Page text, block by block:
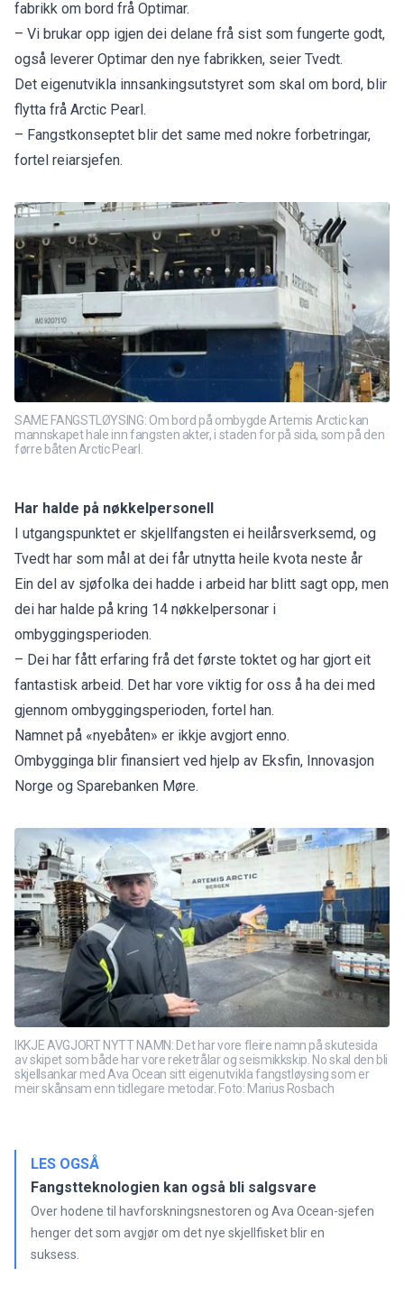
fabrikk om bord frå Optimar.
– Vi brukar opp igjen dei delane frå sist som fungerte godt,
også leverer Optimar den nye fabrikken, seier Tvedt.
Det eigenutvikla innsankingsutstyret som skal om bord, blir
flytta frå Arctic Pearl.
– Fangstkonseptet blir det same med nokre forbetringar,
fortel reiarsjefen.
SAME FANGSTLØYSING: Om bord på ombygde Artemis Arctic kan
mannskapet hale inn fangsten akter, i staden for på sida, som på den
førre båten Arctic Pearl.
Har halde på nøkkelpersonell
I utgangspunktet er skjellfangsten ei heilårsverksemd, og
Tvedt har som mål at dei får utnytta heile kvota neste år
Ein del av sjøfolka dei hadde i arbeid har blitt sagt opp, men
dei har halde på kring 14 nøkkelpersonar i
ombyggingsperioden.
– Dei har fått erfaring frå det første toktet og har gjort eit
fantastisk arbeid. Det har vore viktig for oss å ha dei med
gjennom ombyggingsperioden, fortel han.
Namnet på «nyebåten» er ikkje avgjort enno.
Ombygginga blir finansiert ved hjelp av Eksfin, Innovasjon
Norge og Sparebanken Møre.
IKKJE AVGJORT NYTT NAMN: Det har vore fleire namn på skutesida
av skipet som både har vore reketrålar og seismikkskip. No skal den bli
skjellsankar med Ava Ocean sitt eigenutvikla fangstløysing som er
meir skånsam enn tidlegare metodar. Foto: Marius Rosbach
LES OGSÅ
Fangstteknologien kan også bli salgsvare
Over hodene til havforskningsnestoren og Ava Ocean-sjefen
henger det som avgjør om det nye skjellfisket blir en
suksess.